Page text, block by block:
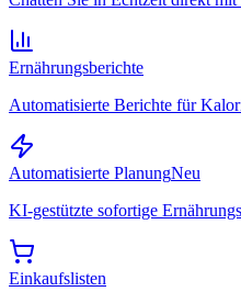
Ernährungsberichte
Automatisierte Berichte für
Automatisierte PlanungNeu
KI-gestützte sofortige
Einkaufslisten